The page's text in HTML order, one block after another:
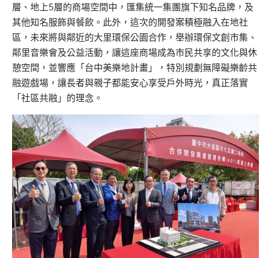
層、地上5層的商場空間中，匯集統一集團旗下知名品牌，及
其他知名服飾與餐飲。此外，這次的開發案積極融入在地社
區，未來將與鄰近的大里環保公園合作，舉辦環保文創市集、
鄰里音樂會及公益活動，讓這座商場成為市民共享的文化與休
憩空間，並響應「台中美樂地計畫」，特別規劃無障礙樂齡共
融遊戲場，讓長者與親子都能安心享受戶外時光，真正落實
「社區共融」的理念。